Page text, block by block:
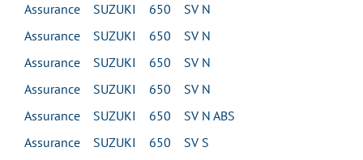
Assurance SUZUKI 650 SV N
Assurance SUZUKI 650 SV N
Assurance SUZUKI 650 SV N
Assurance SUZUKI 650 SV N
Assurance SUZUKI 650 SV N ABS
Assurance SUZUKI 650 SV S